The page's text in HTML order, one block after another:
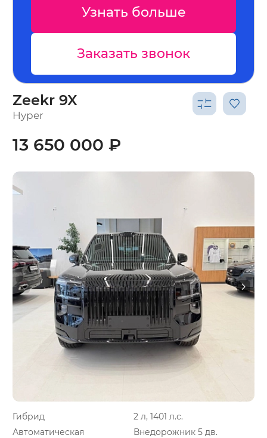
Zeekr 9X
Hyper
Гибрид
2 л, 1401 л.с.
Автоматическая
Внедорожник 5 дв.
13 650 000 ₽